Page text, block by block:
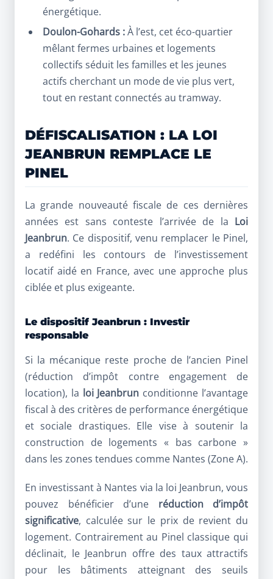
énergétique.
Doulon-Gohards :À l’est, cet éco-quartier
mêlant fermes urbaines et logements
collectifs séduit les familles et les jeunes
actifs cherchant un mode de vie plus vert,
tout en restant connectés au tramway.
DÉFISCALISATION : LA LOI
JEANBRUN REMPLACE LE
PINEL
La grande nouveauté fiscale de ces dernières
années est sans conteste l’arrivée de la Loi
Jeanbrun. Ce dispositif, venu remplacer le Pinel,
a redéfini les contours de l’investissement
locatif aidé en France, avec une approche plus
ciblée et plus exigeante.
Le dispositif Jeanbrun : Investir
responsable
Si la mécanique reste proche de l’ancien Pinel
(réduction d’impôt contre engagement de
location), la loi Jeanbrun conditionne l’avantage
fiscal à des critères de performance énergétique
et sociale drastiques. Elle vise à soutenir la
construction de logements « bas carbone »
dans les zones tendues comme Nantes (Zone A).
En investissant à Nantes via la loi Jeanbrun, vous
pouvez bénéficier d’une réduction d’impôt
significative, calculée sur le prix de revient du
logement. Contrairement au Pinel classique qui
déclinait, le Jeanbrun offre des taux attractifs
pour les bâtiments atteignant des seuils